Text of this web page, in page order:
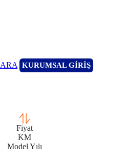
ARA KURUMSAL GİRİŞ
Fiyat
KM
Model Yılı